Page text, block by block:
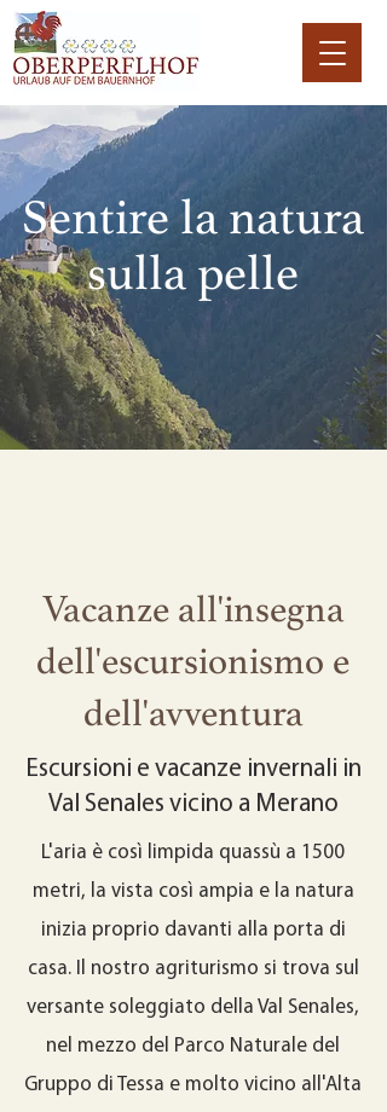
Sentire la natura
sulla pelle
Vacanze all'insegna
dell'escursionismo e
dell'avventura
Escursioni e vacanze invernali in
Val Senales vicino a Merano
L'aria è così limpida quassù a 1500
metri, la vista così ampia e la natura
inizia proprio davanti alla porta di
casa. Il nostro agriturismo si trova sul
versante soleggiato della Val Senales,
nel mezzo del Parco Naturale del
Gruppo di Tessa e molto vicino all'Alta